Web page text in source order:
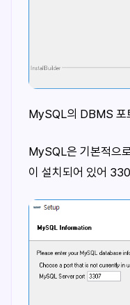
MySQL의 DBMS 포
MySQL은 기본적으
이 설치되어 있어